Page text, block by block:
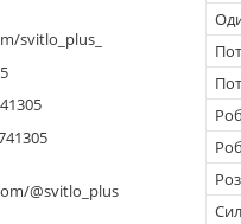
svitlo_plus_
@svitlo_plus